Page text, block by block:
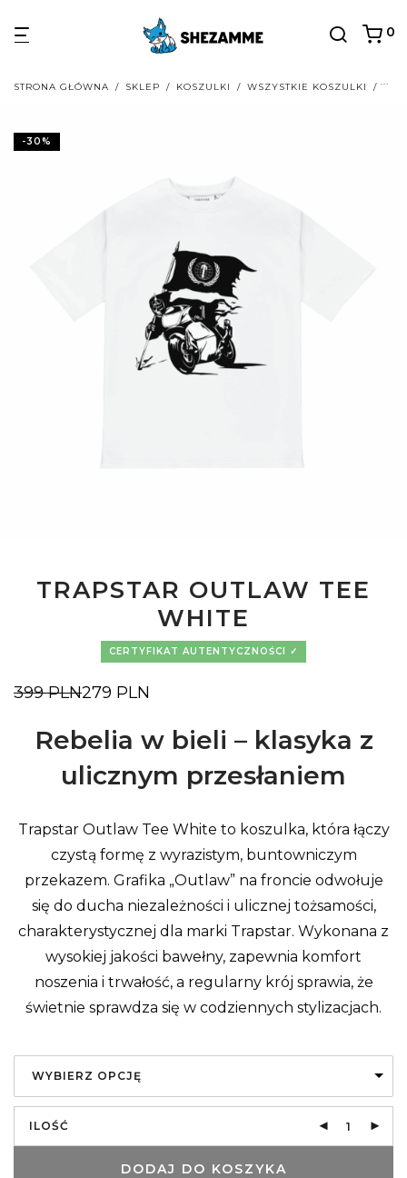
0
STRONA GŁÓWNA / SKLEP / KOSZULKI / WSZYSTKIE KOSZULKI /
-30%
TRAPSTAR OUTLAW TEE
WHITE
CERTYFIKAT AUTENTYCZNOŚCI
399PLN
Pierwotna
399 PLN.
279 PLN
Aktualna
279 PLN.
Rebelia w bieli – klasyka z
ulicznym przesłaniem
Trapstar Outlaw Tee White to koszulka, która łączy
czystą formę z wyrazistym, buntowniczym
przekazem. Grafika „Outlaw” na froncie odwołuje
się do ducha niezależności i ulicznej tożsamości,
charakterystycznej dla marki Trapstar. Wykonana z
wysokiej jakości bawełny, zapewnia komfort
noszenia i trwałość, a regularny krój sprawia, że
świetnie sprawdza się w codziennych stylizacjach.
WYBIERZ OPCJĘ
ILOŚĆ
DODAJ DO KOSZYKA